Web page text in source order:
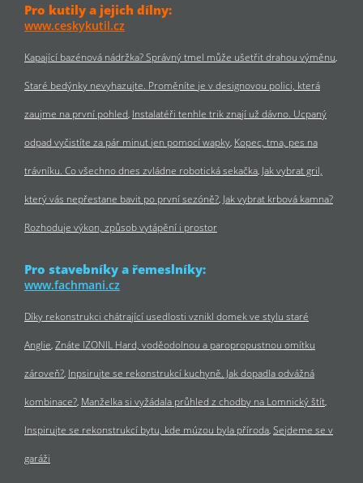
Pro kutily a jejich dílny:
www.ceskykutil.cz
Kapající bazénová nádržka? Správný tmel může ušetřit drahou výměnu
Staré bedýnky nevyhazujte. Proměníte je v designovou polici, která
zaujme na první pohled Instalatéři tenhle trik znají už dávno. Ucpaný
odpad vyčistíte za pár minut jen pomocí wapky Kopec, tma, pes na
trávníku. Co všechno dnes zvládne robotická sekačka Jak vybrat gril,
který vás nepřestane bavit po první sezóně? Jak vybrat krbová kamna?
Rozhoduje výkon, způsob vytápění i prostor
Pro stavebníky a řemeslníky:
www.fachmani.cz
Díky rekonstrukci chátrající usedlosti vznikl domek ve stylu staré
Anglie Znáte IZONIL Hard, voděodolnou a paropropustnou omítku
zároveň? Inpsirujte se rekonstrukcí kuchyně. Jak dopadla odvážná
kombinace? Manželka si vyžádala průhled z chodby na Lomnický štít
Inspirujte se rekonstrukcí bytu, kde múzou byla příroda Sejdeme se v
garáži